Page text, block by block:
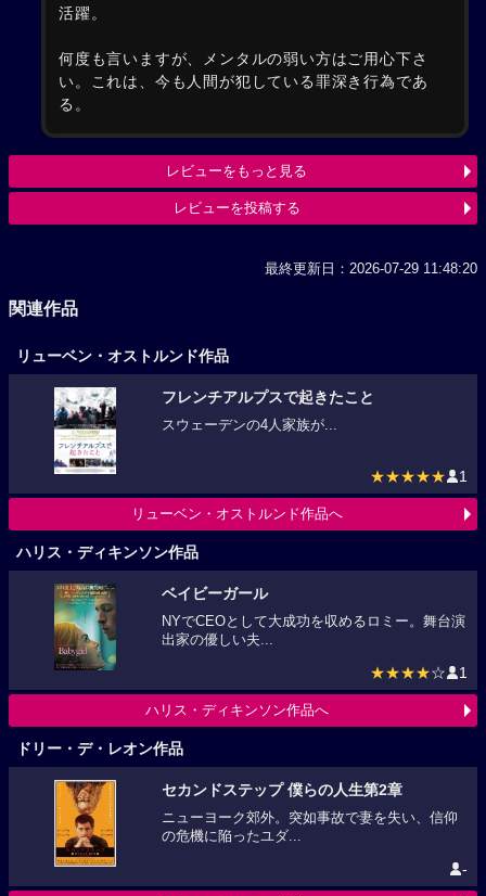
活躍。
何度も言いますが、メンタルの弱い方はご用心下さ
い。これは、今も人間が犯している罪深き行為であ
る。
レビューをもっと見る
レビューを投稿する
最終更新日：2026-07-29 11:48:20
関連作品
リューベン・オストルンド作品
フレンチアルプスで起きたこと
スウェーデンの4人家族が...
★★★★★ 1
リューベン・オストルンド作品へ
ハリス・ディキンソン作品
ベイビーガール
NYでCEOとして大成功を収めるロミー。舞台演
出家の優しい夫...
★★★★☆ 1
ハリス・ディキンソン作品へ
ドリー・デ・レオン作品
セカンドステップ 僕らの人生第2章
ニューヨーク郊外。突如事故で妻を失い、信仰
の危機に陥ったユダ...
-